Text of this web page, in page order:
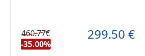
460.77€
-35.00%
299.50 €